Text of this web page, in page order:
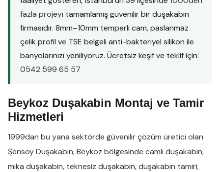
fazla projeyi tamamlamış güvenilir bir duşakabin
firmasıdır. 8mm–10mm temperli cam, paslanmaz
çelik profil ve TSE belgeli anti-bakteriyel silikon ile
banyolarınızı yeniliyoruz. Ücretsiz keşif ve teklif için:
0542 599 65 57
Beykoz Duşakabin Montaj ve Tamir
Hizmetleri
1999dan bu yana sektörde güvenilir çözüm üretici olan
Şensoy Duşakabin,Beykoz bölgesinde camlı duşakabin,
mika duşakabin, teknesiz duşakabin,duşakabin tamiri,